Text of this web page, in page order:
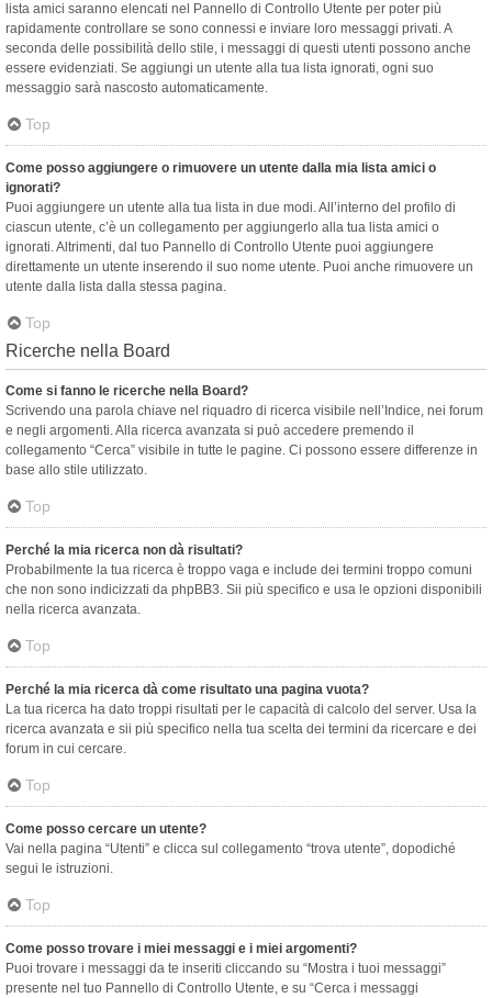
lista amici saranno elencati nel Pannello di Controllo Utente per poter più
rapidamente controllare se sono connessi e inviare loro messaggi privati. A
seconda delle possibilità dello stile, i messaggi di questi utenti possono anche
essere evidenziati. Se aggiungi un utente alla tua lista ignorati, ogni suo
messaggio sarà nascosto automaticamente.
Top
Come posso aggiungere o rimuovere un utente dalla mia lista amici o
ignorati?
Puoi aggiungere un utente alla tua lista in due modi. All’interno del profilo di
ciascun utente, c’è un collegamento per aggiungerlo alla tua lista amici o
ignorati. Altrimenti, dal tuo Pannello di Controllo Utente puoi aggiungere
direttamente un utente inserendo il suo nome utente. Puoi anche rimuovere un
utente dalla lista dalla stessa pagina.
Top
Ricerche nella Board
Come si fanno le ricerche nella Board?
Scrivendo una parola chiave nel riquadro di ricerca visibile nell’Indice, nei forum
e negli argomenti. Alla ricerca avanzata si può accedere premendo il
collegamento “Cerca” visibile in tutte le pagine. Ci possono essere differenze in
base allo stile utilizzato.
Top
Perché la mia ricerca non dà risultati?
Probabilmente la tua ricerca è troppo vaga e include dei termini troppo comuni
che non sono indicizzati da phpBB3. Sii più specifico e usa le opzioni disponibili
nella ricerca avanzata.
Top
Perché la mia ricerca dà come risultato una pagina vuota?
La tua ricerca ha dato troppi risultati per le capacità di calcolo del server. Usa la
ricerca avanzata e sii più specifico nella tua scelta dei termini da ricercare e dei
forum in cui cercare.
Top
Come posso cercare un utente?
Vai nella pagina “Utenti” e clicca sul collegamento “trova utente”, dopodiché
segui le istruzioni.
Top
Come posso trovare i miei messaggi e i miei argomenti?
Puoi trovare i messaggi da te inseriti cliccando su “Mostra i tuoi messaggi”
presente nel tuo Pannello di Controllo Utente, e su “Cerca i messaggi